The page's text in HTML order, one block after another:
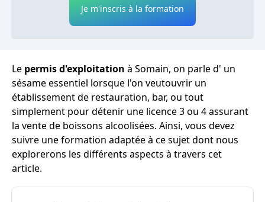
Je m'inscris à la formation
Le permis d'exploitation à Somain, on parle d' un
sésame essentiel lorsque l'on veutouvrir un
établissement de restauration, bar, ou tout
simplement pour détenir une licence 3 ou 4 assurant
la vente de boissons alcoolisées. Ainsi, vous devez
suivre une formation adaptée à ce sujet dont nous
explorerons les différents aspects à travers cet
article.